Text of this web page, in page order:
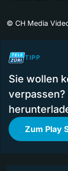
© CH Media
TIPP
Sie wollen
Zum Play